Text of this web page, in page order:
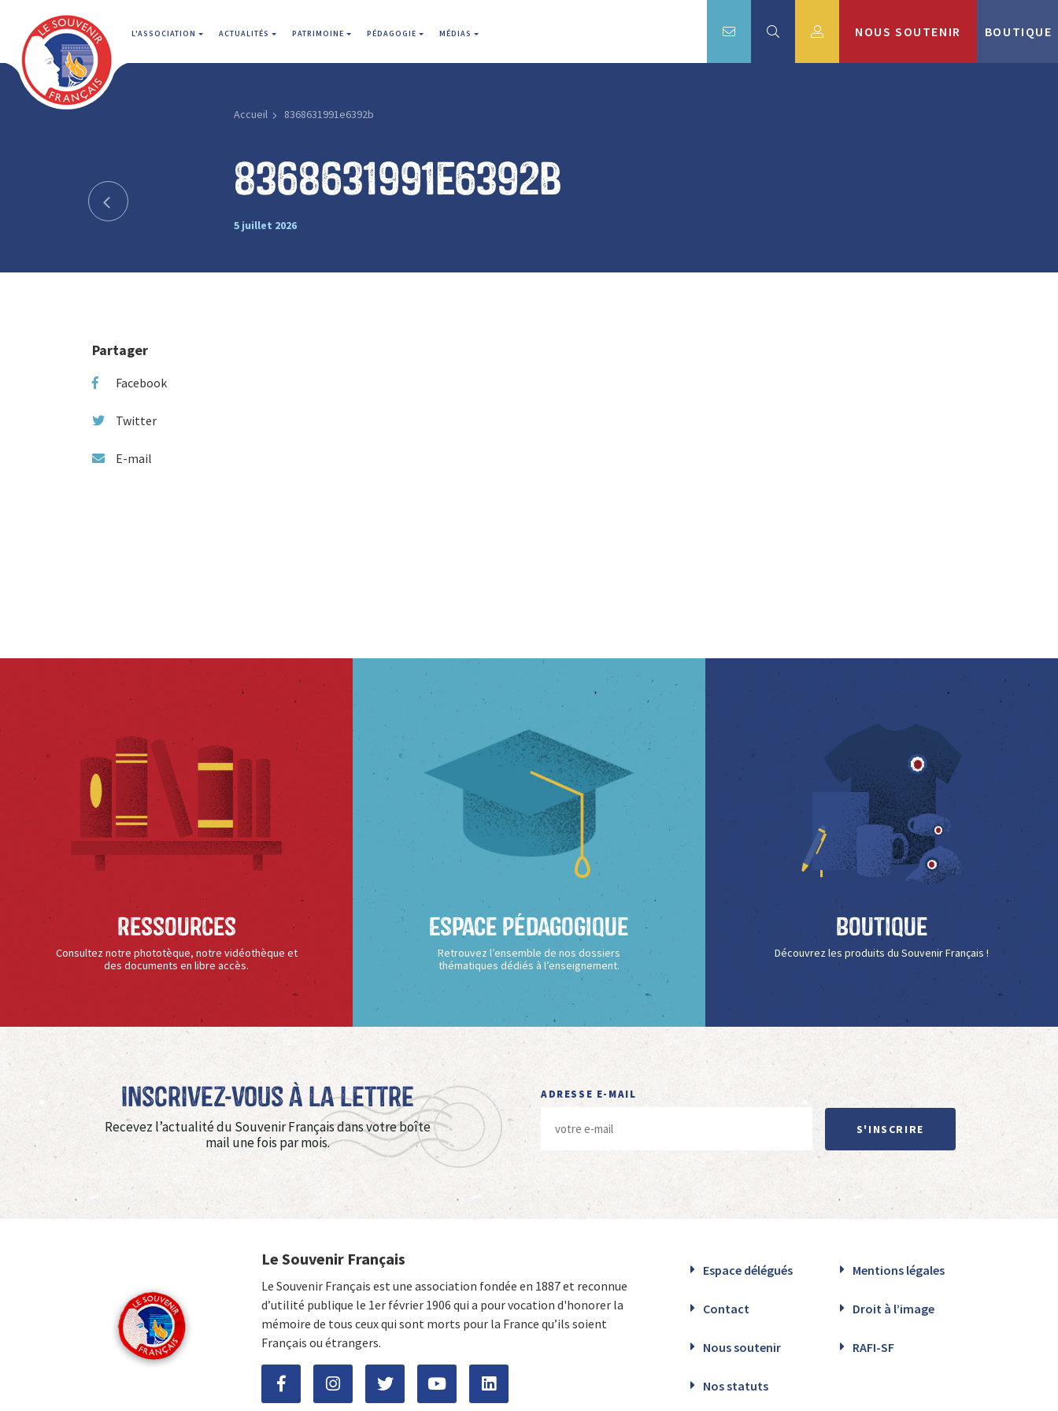
L'ASSOCIATION ACTUALITÉS PATRIMOINE PÉDAGOGIE MÉDIAS NOUS SOUTENIR BOUTIQUE
Accueil 8368631991e6392b
8368631991e6392b
5 juillet 2026
Partager
Facebook
Twitter
E-mail
Ressources
Consultez notre phototèque, notre vidéothèque et
des documents en libre accès.
Espace Pédagogique
Retrouvez l’ensemble de nos dossiers
thématiques dédiés à l’enseignement.
Boutique
Découvrez les produits du Souvenir Français !
Inscrivez-vous à La Lettre
Recevez l’actualité du Souvenir Français dans votre boîte
mail une fois par mois.
ADRESSE E-MAIL
S'INSCRIRE
Le Souvenir Français
Le Souvenir Français est une association fondée en 1887 et reconnue
d’utilité publique le 1er février 1906 qui a pour vocation d'honorer la
mémoire de tous ceux qui sont morts pour la France qu’ils soient
Français ou étrangers.
Espace délégués Mentions légales
Contact Droit à l’image
Nous soutenir RAFI-SF
Nos statuts